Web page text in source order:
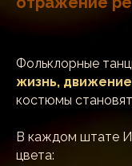
Фольклорные
жизнь,
костюмы
В каждом штате
цвета: